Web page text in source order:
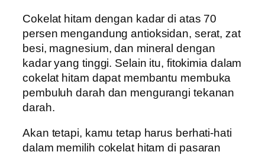
Cokelat hitam dengan kadar di atas 70
persen mengandung antioksidan, serat, zat
besi, magnesium, dan mineral dengan
kadar yang tinggi. Selain itu, fitokimia dalam
cokelat hitam dapat membantu membuka
pembuluh darah dan mengurangi tekanan
darah.
Akan tetapi, kamu tetap harus berhati-hati
dalam memilih cokelat hitam di pasaran